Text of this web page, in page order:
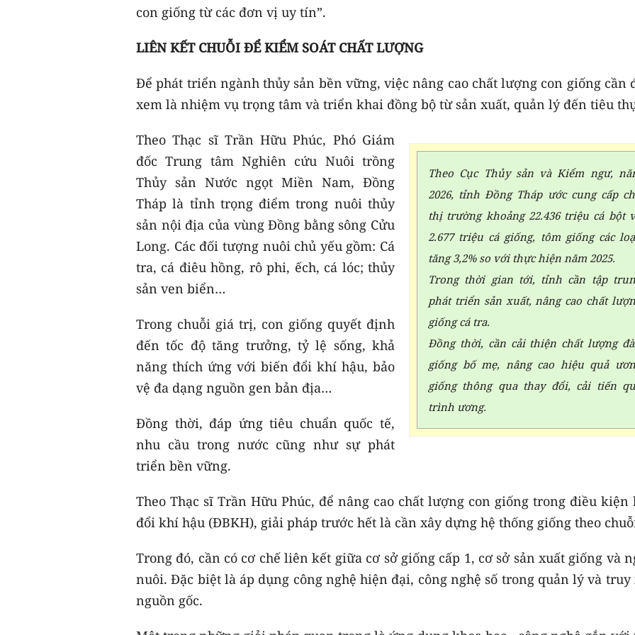
con giống từ các đơn vị uy tín”.
LIÊN KẾT CHUỖI ĐỂ KIỂM SOÁT CHẤT LƯỢNG
Để phát triển ngành thủy sản bền vững, việc nâng cao chất lượng con giống cần
xem là nhiệm vụ trọng tâm và triển khai đồng bộ từ sản xuất, quản lý đến tiêu
Theo Cục Thủy sản và Kiểm ngư,
2026, tỉnh Đồng Tháp ước cung cấp
thị trường khoảng 22.436 triệu cá bột
2.677 triệu cá giống, tôm giống các
tăng 3,2% so với thực hiện năm 2025.
Trong thời gian tới, tỉnh cần tập
phát triển sản xuất, nâng cao chất
giống cá tra.
Đồng thời, cần cải thiện chất lượng
giống bố mẹ, nâng cao hiệu quả
giống thông qua thay đổi, cải tiến
trình ương.
Theo Thạc sĩ Trần Hữu Phúc, Phó Giám
đốc Trung tâm Nghiên cứu Nuôi trồng
Thủy sản Nước ngọt Miền Nam, Đồng
Tháp là tỉnh trọng điểm trong nuôi thủy
sản nội địa của vùng Đồng bằng sông Cửu
Long. Các đối tượng nuôi chủ yếu gồm: Cá
tra, cá điêu hồng, rô phi, ếch, cá lóc; thủy
sản ven biển…
Trong chuỗi giá trị, con giống quyết định
đến tốc độ tăng trưởng, tỷ lệ sống, khả
năng thích ứng với biến đổi khí hậu, bảo
vệ đa dạng nguồn gen bản địa…
Đồng thời, đáp ứng tiêu chuẩn quốc tế,
nhu cầu trong nước cũng như sự phát
triển bền vững.
Theo Thạc sĩ Trần Hữu Phúc, để nâng cao chất lượng con giống trong điều kiện
đổi khí hậu (ĐBKH), giải pháp trước hết là cần xây dựng hệ thống giống theo
Trong đó, cần có cơ chế liên kết giữa cơ sở giống cấp 1, cơ sở sản xuất giống và
nuôi. Đặc biệt là áp dụng công nghệ hiện đại, công nghệ số trong quản lý và truy
nguồn gốc.